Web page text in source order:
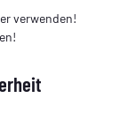
verwenden!